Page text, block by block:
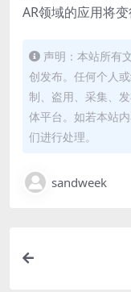
AR领域的应用将变
声明：本站所有
创发布。任何个人
制、盗用、采集、
体平台。如若本站
们进行处理。
sandweek